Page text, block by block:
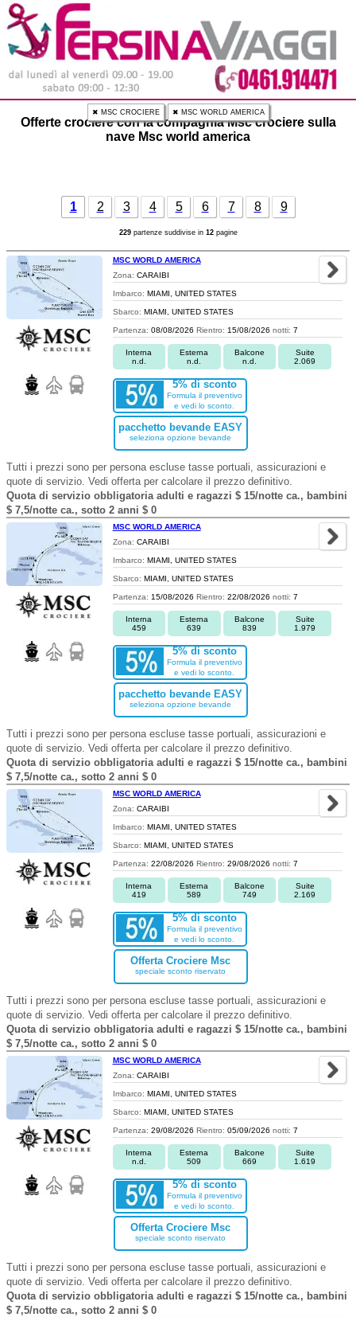
✖ MSC CROCIERE ✖ MSC WORLD AMERICA
Offerte crociere con la compagnia Msc crociere sulla
nave Msc world america
1 2 3 4 5 6 7 8 9
229partenze suddivise in 12pagine
MSC WORLD AMERICA
Zona: CARAIBI
Imbarco: MIAMI, UNITED STATES
Sbarco: MIAMI, UNITED STATES
Partenza: 08/08/2026 Rientro: 15/08/2026 notti: 7
Interna
n.d.
Esterna
n.d.
Balcone
n.d.
Suite
2.069
5% di sconto
Formula il preventivo
e vedi lo sconto.
pacchetto bevande EASY
seleziona opzione bevande
Tutti i prezzi sono per persona escluse tasse portuali, assicurazioni e
quote di servizio. Vedi offerta per calcolare il prezzo definitivo.
Quota di servizio obbligatoria adulti e ragazzi $ 15/notte ca., bambini
$ 7,5/notte ca., sotto 2 anni $ 0
MSC WORLD AMERICA
Zona: CARAIBI
Imbarco: MIAMI, UNITED STATES
Sbarco: MIAMI, UNITED STATES
Partenza: 15/08/2026 Rientro: 22/08/2026 notti: 7
Interna
459
Esterna
639
Balcone
839
Suite
1.979
5% di sconto
Formula il preventivo
e vedi lo sconto.
pacchetto bevande EASY
seleziona opzione bevande
Tutti i prezzi sono per persona escluse tasse portuali, assicurazioni e
quote di servizio. Vedi offerta per calcolare il prezzo definitivo.
Quota di servizio obbligatoria adulti e ragazzi $ 15/notte ca., bambini
$ 7,5/notte ca., sotto 2 anni $ 0
MSC WORLD AMERICA
Zona: CARAIBI
Imbarco: MIAMI, UNITED STATES
Sbarco: MIAMI, UNITED STATES
Partenza: 22/08/2026 Rientro: 29/08/2026 notti: 7
Interna
419
Esterna
589
Balcone
749
Suite
2.169
5% di sconto
Formula il preventivo
e vedi lo sconto.
Offerta Crociere Msc
speciale sconto riservato
Tutti i prezzi sono per persona escluse tasse portuali, assicurazioni e
quote di servizio. Vedi offerta per calcolare il prezzo definitivo.
Quota di servizio obbligatoria adulti e ragazzi $ 15/notte ca., bambini
$ 7,5/notte ca., sotto 2 anni $ 0
MSC WORLD AMERICA
Zona: CARAIBI
Imbarco: MIAMI, UNITED STATES
Sbarco: MIAMI, UNITED STATES
Partenza: 29/08/2026 Rientro: 05/09/2026 notti: 7
Interna
n.d.
Esterna
509
Balcone
669
Suite
1.619
5% di sconto
Formula il preventivo
e vedi lo sconto.
Offerta Crociere Msc
speciale sconto riservato
Tutti i prezzi sono per persona escluse tasse portuali, assicurazioni e
quote di servizio. Vedi offerta per calcolare il prezzo definitivo.
Quota di servizio obbligatoria adulti e ragazzi $ 15/notte ca., bambini
$ 7,5/notte ca., sotto 2 anni $ 0